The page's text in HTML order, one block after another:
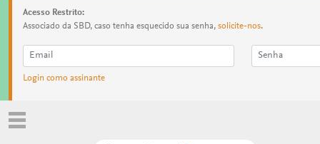
Acesso Restrito:
Associado da SBD, caso tenha esquecido sua senha, solicite-nos.
Login como assinante